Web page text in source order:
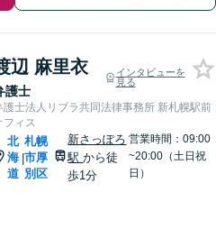
辺 麻里衣
護士
インタビューを
見る
護士法人リブラ共同法律事務所 新札幌駅前
フィス
北
海
道
|
札幌
市厚
別区
新さっぽろ
駅から徒
歩1分
営業時間：09:00
~20:00（土日祝
日）